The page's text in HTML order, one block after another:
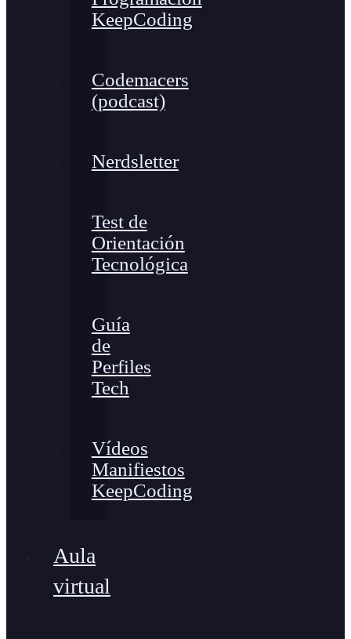
KeepCoding
Codemacers
(podcast)
Nerdsletter
Test de
Orientación
Tecnológica
Guía
de
Perfiles
Tech
Vídeos
Manifiestos
KeepCoding
Aula
virtual